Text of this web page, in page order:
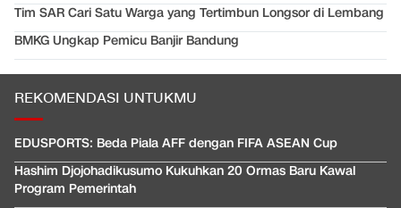
Tim SAR Cari Satu Warga yang Tertimbun Longsor di Lembang
BMKG Ungkap Pemicu Banjir Bandung
REKOMENDASI UNTUKMU
EDUSPORTS: Beda Piala AFF dengan FIFA ASEAN Cup
Hashim Djojohadikusumo Kukuhkan 20 Ormas Baru Kawal
Program Pemerintah